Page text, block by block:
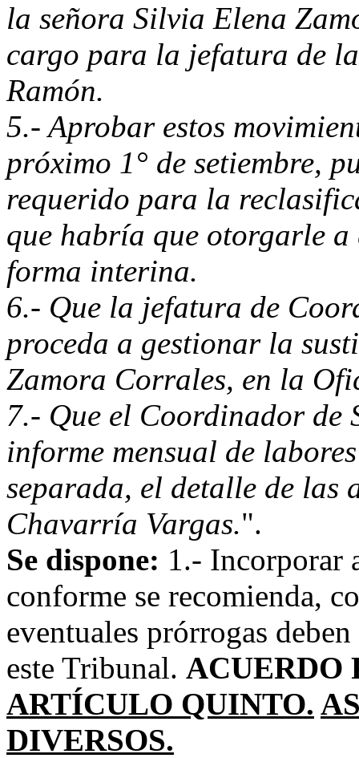
la señora Silvia Elena
cargo para la jefatura de
Ramón.
5.- Aprobar estos
próximo 1° de setiembre,
requerido para la
que habría que otorgarle
forma interina.
6.- Que la jefatura de
proceda a gestionar la
Zamora Corrales, en la
7.- Que el Coordinador de
informe mensual de
separada, el detalle de las
Chavarría Vargas.".
Se dispone: 1.- Incorporar
conforme se recomienda,
eventuales prórrogas
este Tribunal. ACUERDO
ARTÍCULO QUINTO.
DIVERSOS.